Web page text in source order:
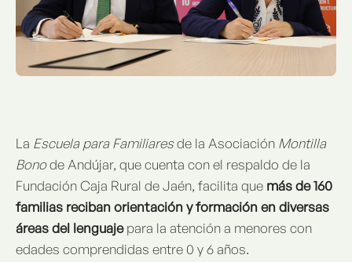
La Escuela para Familiaresde la Asociación Montilla
Bonode Andújar, que cuenta con el respaldo de la
Fundación Caja Rural de Jaén, facilita que más de 160
familias reciban orientación y formación en diversas
áreas del lenguajepara la atención a menores con
edades comprendidas entre 0 y 6 años.